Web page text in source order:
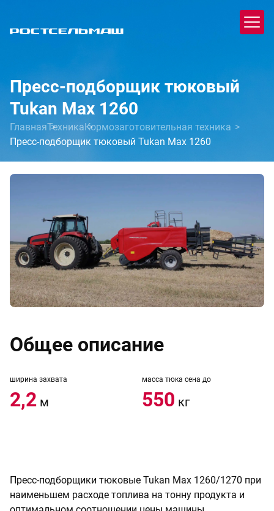
Пресс-подборщик тюковый
Tukan Max 1260
ГлавнаяТехникаКормозаготовительная техника
Пресс-подборщик тюковый Tukan Max 1260
Общее описание
ширина захвата
2,2 м
масса тюка сена до
550 кг
Пресс-подборщики тюковые Tukan Max 1260/1270 при
наименьшем расходе топлива на тонну продукта и